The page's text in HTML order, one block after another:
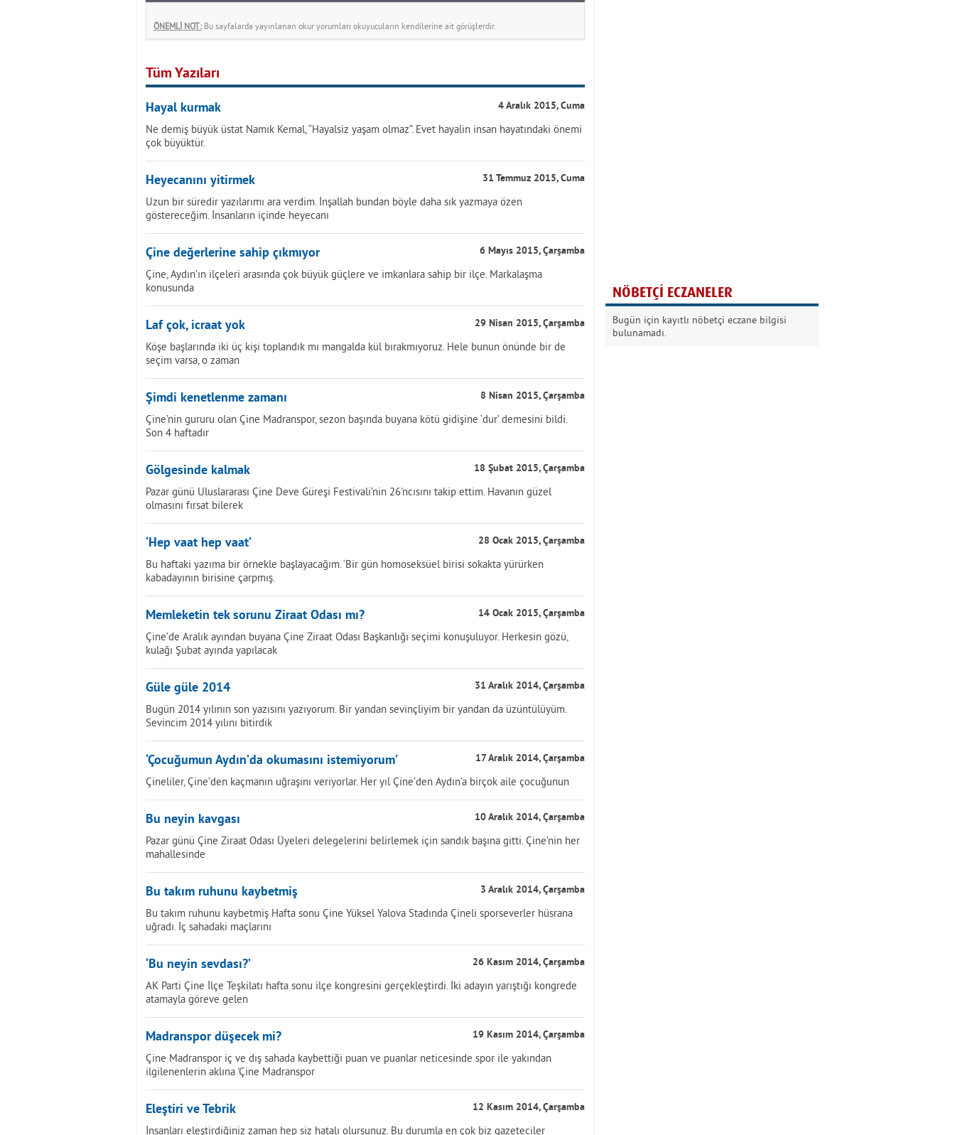
ÖNEMLİ NOT: Bu sayfalarda yayınlanan okur yorumları okuyucuların kendilerine ait görüşlerdir.
Tüm Yazıları
Hayal kurmak 4 Aralık 2015, Cuma
Ne demiş büyük üstat Namık Kemal, “Hayalsiz yaşam olmaz”. Evet hayalin insan hayatındaki önemi
çok büyüktür.
Heyecanını yitirmek 31 Temmuz 2015, Cuma
Uzun bir süredir yazılarımı ara verdim. İnşallah bundan böyle daha sık yazmaya özen
göstereceğim. İnsanların içinde heyecanı
Çine değerlerine sahip çıkmıyor 6 Mayıs 2015, Çarşamba
Çine, Aydın’ın ilçeleri arasında çok büyük güçlere ve imkanlara sahip bir ilçe. Markalaşma
konusunda
Laf çok, icraat yok 29 Nisan 2015, Çarşamba
Köşe başlarında iki üç kişi toplandık mı mangalda kül bırakmıyoruz. Hele bunun önünde bir de
seçim varsa, o zaman
Şimdi kenetlenme zamanı 8 Nisan 2015, Çarşamba
Çine’nin gururu olan Çine Madranspor, sezon başında buyana kötü gidişine ‘dur’ demesini bildi.
Son 4 haftadır
Gölgesinde kalmak 18 Şubat 2015, Çarşamba
Pazar günü Uluslararası Çine Deve Güreşi Festivali’nin 26'ncısını takip ettim. Havanın güzel
olmasını fırsat bilerek
‘Hep vaat hep vaat’ 28 Ocak 2015, Çarşamba
Bu haftaki yazıma bir örnekle başlayacağım. ‘Bir gün homoseksüel birisi sokakta yürürken
kabadayının birisine çarpmış.
Memleketin tek sorunu Ziraat Odası mı? 14 Ocak 2015, Çarşamba
Çine’de Aralık ayından buyana Çine Ziraat Odası Başkanlığı seçimi konuşuluyor. Herkesin gözü,
kulağı Şubat ayında yapılacak
Güle güle 2014 31 Aralık 2014, Çarşamba
Bugün 2014 yılının son yazısını yazıyorum. Bir yandan sevinçliyim bir yandan da üzüntülüyüm.
Sevincim 2014 yılını bitirdik
‘Çocuğumun Aydın’da okumasını istemiyorum’ 17 Aralık 2014, Çarşamba
Çineliler, Çine’den kaçmanın uğraşını veriyorlar. Her yıl Çine’den Aydın’a birçok aile çocuğunun
Bu neyin kavgası 10 Aralık 2014, Çarşamba
Pazar günü Çine Ziraat Odası Üyeleri delegelerini belirlemek için sandık başına gitti. Çine’nin her
mahallesinde
Bu takım ruhunu kaybetmiş 3 Aralık 2014, Çarşamba
Bu takım ruhunu kaybetmiş Hafta sonu Çine Yüksel Yalova Stadında Çineli sporseverler hüsrana
uğradı. İç sahadaki maçlarını
‘Bu neyin sevdası?’ 26 Kasım 2014, Çarşamba
AK Parti Çine İlçe Teşkilatı hafta sonu ilçe kongresini gerçekleştirdi. İki adayın yarıştığı kongrede
atamayla göreve gelen
Madranspor düşecek mi? 19 Kasım 2014, Çarşamba
Çine Madranspor iç ve dış sahada kaybettiği puan ve puanlar neticesinde spor ile yakından
ilgilenenlerin aklına 'Çine Madranspor
Eleştiri ve Tebrik 12 Kasım 2014, Çarşamba
İnsanları eleştirdiğiniz zaman hep siz hatalı olursunuz. Bu durumla en çok biz gazeteciler
Kurban Bayramında
Dikkat!
NÖBETÇİ ECZANELER
Bugün için kayıtlı nöbetçi eczane bilgisi
bulunamadı.